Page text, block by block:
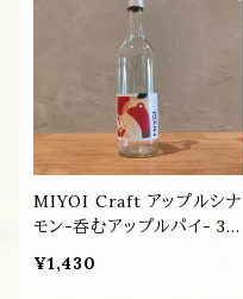
MIYOI Craft アップルシナ
モン-呑むアップルパイ- 36
¥1,430